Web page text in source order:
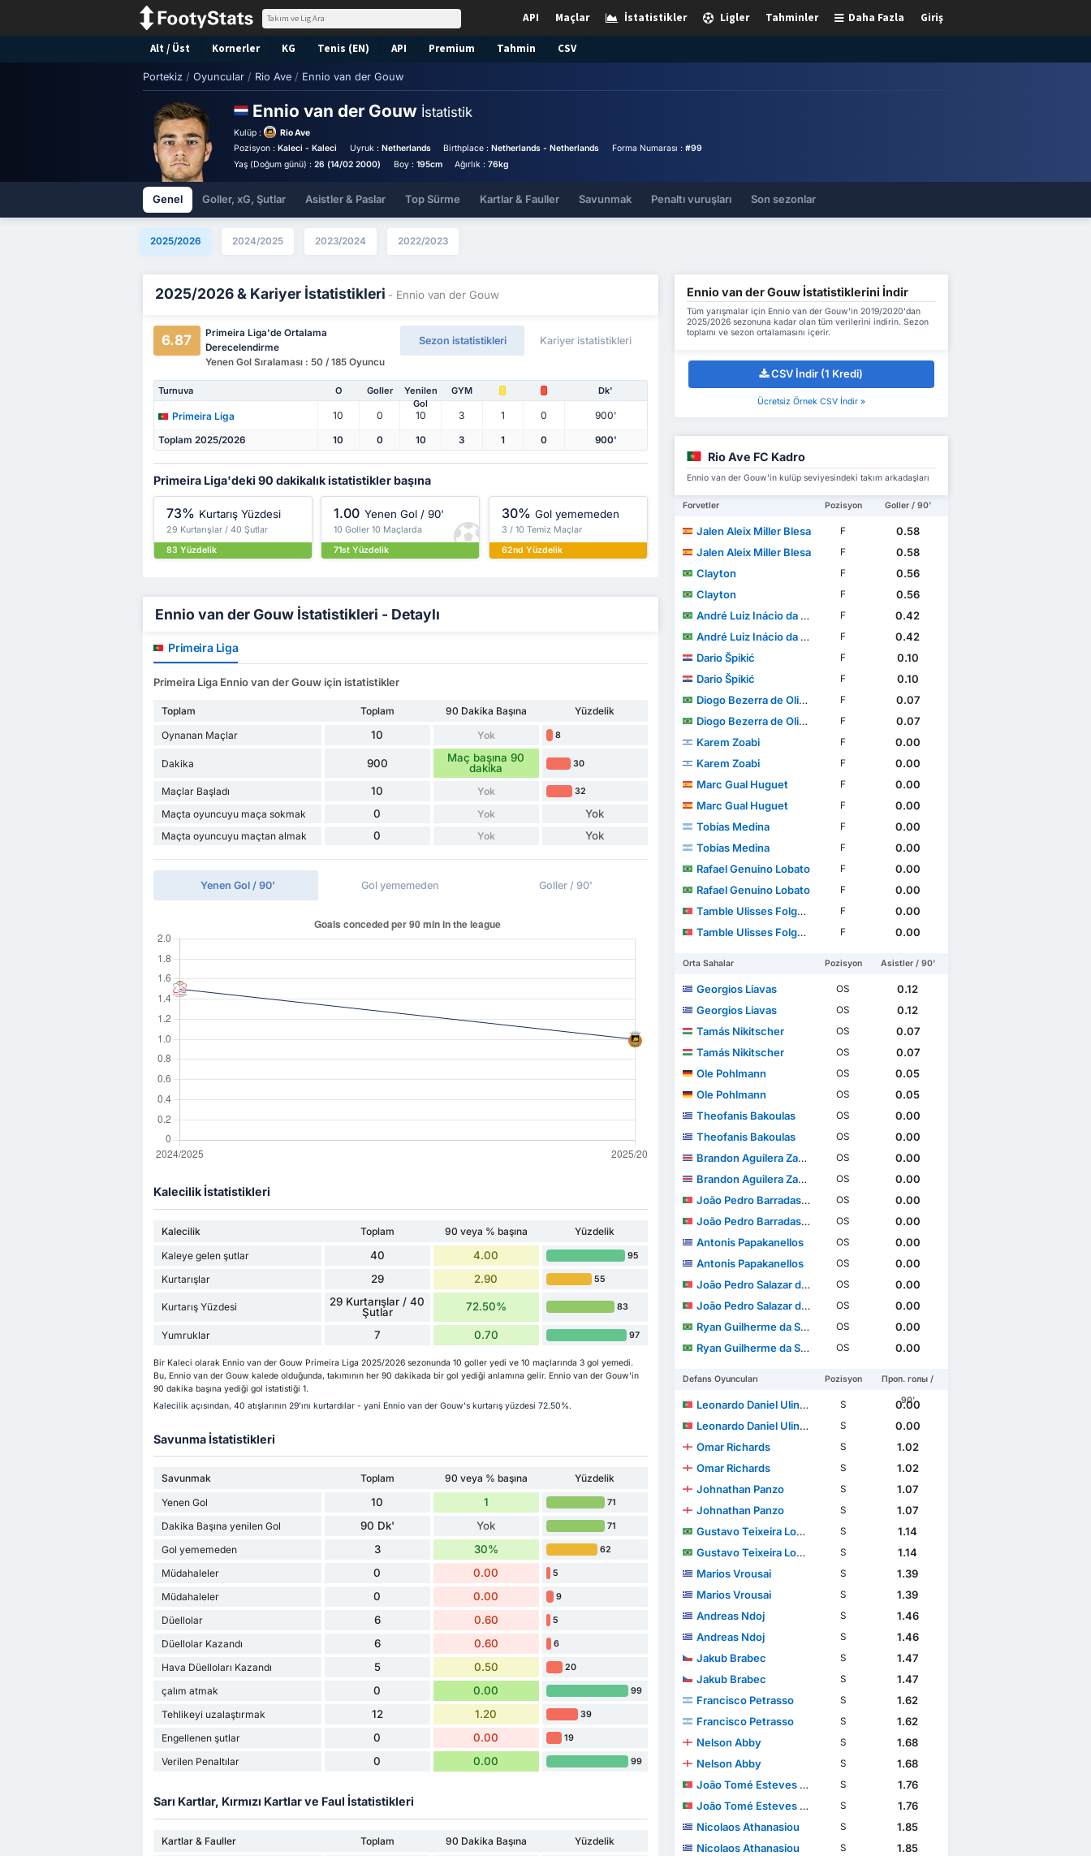
Giriş
Daha Fazla
Tahminler
Ligler
İstatistikler
Maçlar
API
Alt / Üst Kornerler KG Tenis (EN) API Premium Tahmin CSV
Portekiz / Oyuncular / Rio Ave / Ennio van der Gouw
Ennio van der Gouw İstatistik
Kulüp :
Rio Ave
Pozisyon :Kaleci - Kaleci Uyruk : Netherlands Birthplace :Netherlands - Netherlands Forma Numarası : #99
Yaş (Doğum günü) :26 (14/02 2000) Boy : 195cm Ağırlık :76kg
Genel Goller, xG, Şutlar Asistler & Paslar Top Sürme Kartlar & Fauller Savunmak Penaltı vuruşları Son sezonlar
2025/2026 2024/2025 2023/2024 2022/2023
2025/2026 & Kariyer İstatistikleri - Ennio van der Gouw
6.87
Primeira Liga'de Ortalama
Derecelendirme
Yenen Gol Sıralaması : 50 / 185 Oyuncu
Sezon istatistikleri Kariyer istatistikleri
Turnuva O Goller
Yenilen
Gol
GYM Dk'
Primeira Liga 10 0 10 3 1 0 900'
Toplam 2025/2026 10 0 10 3 1 0 900'
Primeira Liga'deki 90 dakikalık istatistikler başına
73% Kurtarış Yüzdesi
29 Kurtarışlar / 40 Şutlar
83 Yüzdelik
1.00 Yenen Gol / 90'
10 Goller 10 Maçlarda
71st Yüzdelik
30% Gol yememeden
3 / 10 Temiz Maçlar
62nd Yüzdelik
Ennio van der Gouw İstatistikleri - Detaylı
Primeira Liga
Primeira Liga Ennio van der Gouw için istatistikler
Toplam Toplam 90 Dakika Başına
Yüzdelik
Oynanan Maçlar
10 Yok 8
Dakika 900
Maç başına 90
dakika
30
Maçlar Başladı 10 Yok 32
Maçta oyuncuyu maça sokmak 0 Yok Yok
Maçta oyuncuyu maçtan almak 0 Yok Yok
Yenen Gol / 90' Gol yememeden Goller / 90'
Kalecilik İstatistikleri
Kalecilik Toplam 90 veya % başına
Yüzdelik
Kaleye gelen şutlar
40 4.00 95
Kurtarışlar 29 2.90 55
Kurtarış Yüzdesi
29 Kurtarışlar / 40
Şutlar
72.50% 83
Yumruklar 7 0.70 97
Bir Kaleci olarak Ennio van der Gouw Primeira Liga 2025/2026 sezonunda 10 goller yedi ve 10 maçlarında 3 gol yemedi.
Bu, Ennio van der Gouw kalede olduğunda, takımının her 90 dakikada bir gol yediği anlamına gelir. Ennio van der Gouw'in
90 dakika başına yediği gol istatistiği 1.
Kalecilik açısından, 40 atışlarının 29'ını kurtardılar - yani Ennio van der Gouw's kurtarış yüzdesi 72.50%.
Savunma İstatistikleri
Savunmak Toplam 90 veya % başına
Yüzdelik
Yenen Gol
10 1 71
Dakika Başına yenilen Gol 90 Dk' Yok 71
Gol yememeden 3 30% 62
Müdahaleler 0 0.00 5
Müdahaleler 0 0.00 9
Düellolar 6 0.60 5
Düellolar Kazandı 6 0.60 6
Hava Düelloları Kazandı 5 0.50 20
çalım atmak 0 0.00 99
Tehlikeyi uzalaştırmak 12 1.20 39
Engellenen şutlar 0 0.00 19
Verilen Penaltılar 0 0.00 99
Sarı Kartlar, Kırmızı Kartlar ve Faul İstatistikleri
Kartlar & Fauller Toplam 90 Dakika Başına
Yüzdelik
Ennio van der Gouw İstatistiklerini İndir
Tüm yarışmalar için Ennio van der Gouw'in 2019/2020'dan
2025/2026 sezonuna kadar olan tüm verilerini indirin. Sezon
toplamı ve sezon ortalamasını içerir.
CSV İndir (1 Kredi)
Ücretsiz Örnek CSV İndir »
Rio Ave FC Kadro
Ennio van der Gouw'in kulüp seviyesindeki takım arkadaşları
Forvetler Pozisyon Goller / 90'
Jalen Aleix Miller Blesa F
0.58
Jalen Aleix Miller Blesa
F
0.58
Clayton
F
0.56
Clayton
F
0.56
André Luiz Inácio da Silva
F
0.42
André Luiz Inácio da Silva
F
0.42
Dario Špikić
F
0.10
Dario Špikić
F
0.10
Diogo Bezerra de Oliveira
F
0.07
Diogo Bezerra de Oliveira
F
0.07
Karem Zoabi
F
0.00
Karem Zoabi
F
0.00
Marc Gual Huguet
F
0.00
Marc Gual Huguet
F
0.00
Tobías Medina
F
0.00
Tobías Medina
F
0.00
Rafael Genuino Lobato
F
0.00
Rafael Genuino Lobato
F
0.00
Tamble Ulisses Folgado Monteiro
F
0.00
Tamble Ulisses Folgado Monteiro
F 0.00
Orta Sahalar Pozisyon Asistler / 90'
Georgios Liavas OS
0.12
Georgios Liavas
OS
0.12
Tamás Nikitscher
OS
0.07
Tamás Nikitscher
OS
0.07
Ole Pohlmann
OS
0.05
Ole Pohlmann
OS
0.05
Theofanis Bakoulas
OS
0.00
Theofanis Bakoulas
OS
0.00
Brandon Aguilera Zamora
OS
0.00
Brandon Aguilera Zamora
OS
0.00
João Pedro Barradas Novais
OS
0.00
João Pedro Barradas Novais
OS
0.00
Antonis Papakanellos
OS
0.00
Antonis Papakanellos
OS
0.00
João Pedro Salazar da Graça
OS
0.00
João Pedro Salazar da Graça
OS
0.00
Ryan Guilherme da Silva Pae
OS
0.00
Ryan Guilherme da Silva Pae
OS 0.00
Defans Oyuncuları Pozisyon
Проп. голы /
90'
Leonardo Daniel Ulineia Buta S
0.00
Leonardo Daniel Ulineia Buta
S
0.00
Omar Richards
S
1.02
Omar Richards
S
1.02
Johnathan Panzo
S
1.07
Johnathan Panzo
S
1.07
Gustavo Teixeira Lopes da Conceição
S
1.14
Gustavo Teixeira Lopes da Conceição
S
1.14
Marios Vrousai
S
1.39
Marios Vrousai
S
1.39
Andreas Ndoj
S
1.46
Andreas Ndoj
S
1.46
Jakub Brabec
S
1.47
Jakub Brabec
S
1.47
Francisco Petrasso
S
1.62
Francisco Petrasso
S
1.62
Nelson Abby
S
1.68
Nelson Abby
S
1.68
João Tomé Esteves Baptista
S
1.76
João Tomé Esteves Baptista
S
1.76
Nicolaos Athanasiou
S
1.85
Nicolaos Athanasiou
S
1.85